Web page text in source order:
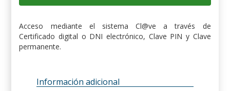
Acceso mediante el sistema Cl@ve a través de
Certificado digital o DNI electrónico, Clave PIN y Clave
permanente.
Información adicional